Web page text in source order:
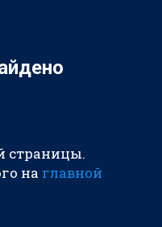
страницы.
на главной